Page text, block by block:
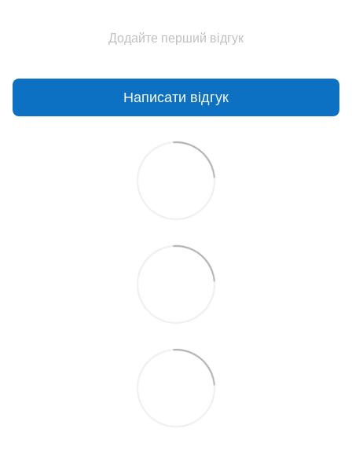
Додайте перший відгук
Написати відгук